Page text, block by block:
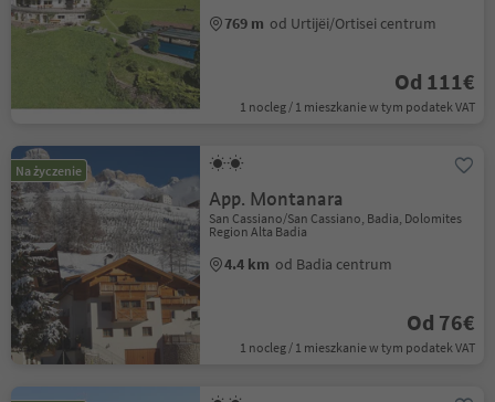
769 m od Urtijëi/Ortisei centrum
Od 111€
1 nocleg / 1 mieszkanie w tym podatek VAT
Na życzenie
App. Montanara
San Cassiano/San Cassiano, Badia, Dolomites
Region Alta Badia
4.4 km od Badia centrum
Od 76€
1 nocleg / 1 mieszkanie w tym podatek VAT